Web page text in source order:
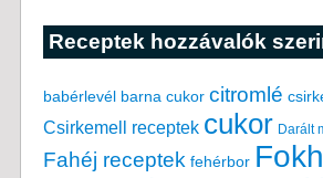
Receptek hozzávalók
babérlevél barna cukor citromlé
Csirkemell receptek cukor Darált
Fahéj receptek fehérbor